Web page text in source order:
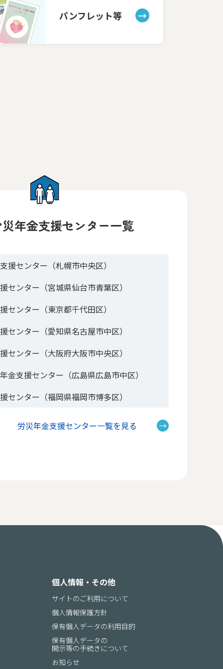
パンフレット等
年金支援センター一覧
援センター（札幌市中央区）
センター（宮城県仙台市青葉区）
センター（東京都千代田区）
センター（愛知県名古屋市中区）
センター（大阪府大阪市中央区）
金支援センター（広島県広島市中区）
センター（福岡県福岡市博多区）
労災年金支援センター一覧を見る
個人情報・その他
サイトのご利用について
個人情報保護方針
保有個人データの利用目的
保有個人データの
開示等の手続きについて
お知らせ